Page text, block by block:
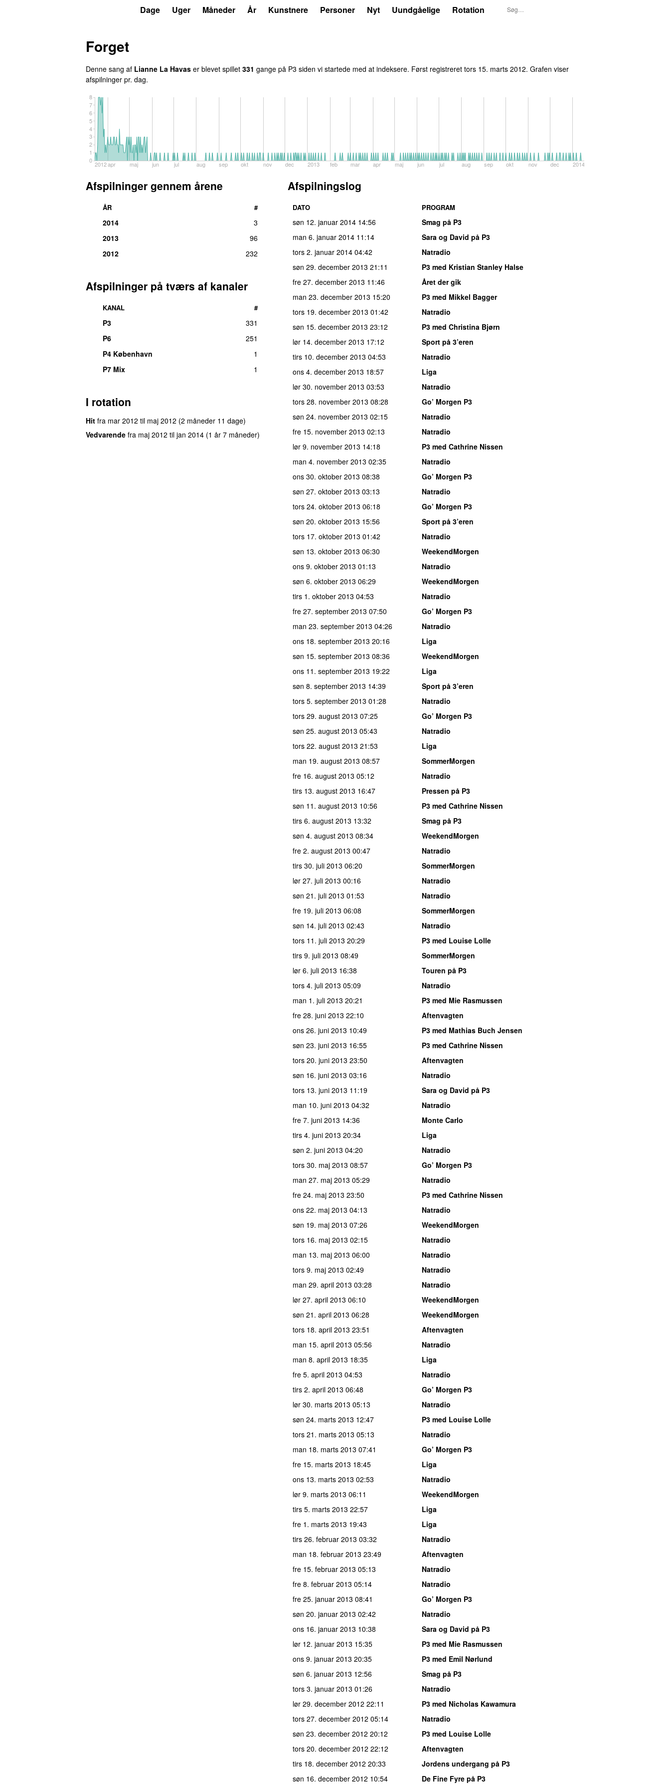
Dage Uger Måneder År Kunstnere Personer Nyt Uundgåelige Rotation
Forget
Denne sang af Lianne La Havas er blevet spillet 331 gange på P3 siden vi startede med at indeksere. Først registreret tors 15. marts 2012. Grafen viser
afspilninger pr. dag.
2012apr maj jun jul aug sep okt nov dec 2013 feb mar apr maj jun jul aug sep okt nov dec 2014
0
1
2
3
4
5
6
7
8
Afspilninger gennem årene
ÅR #
2014
3
2013
96
2012
232
Afspilninger på tværs af kanaler
KANAL #
P3
331
P6
251
P4 København
1
P7 Mix
1
I rotation
Hit fra mar 2012 til maj 2012 (2 måneder 11 dage)
Vedvarende fra maj 2012 til jan 2014 (1 år 7 måneder)
Afspilningslog
DATO PROGRAM
søn 12. januar 2014 14:56
Smag på P3
man 6. januar 2014 11:14
Sara og David på P3
tors 2. januar 2014 04:42
Natradio
søn 29. december 2013 21:11
P3 med Kristian Stanley Halse
fre 27. december 2013 11:46
Året der gik
man 23. december 2013 15:20
P3 med Mikkel Bagger
tors 19. december 2013 01:42
Natradio
søn 15. december 2013 23:12
P3 med Christina Bjørn
lør 14. december 2013 17:12
Sport på 3’eren
tirs 10. december 2013 04:53
Natradio
ons 4. december 2013 18:57
Liga
lør 30. november 2013 03:53
Natradio
tors 28. november 2013 08:28
Go’ Morgen P3
søn 24. november 2013 02:15
Natradio
fre 15. november 2013 02:13
Natradio
lør 9. november 2013 14:18
P3 med Cathrine Nissen
man 4. november 2013 02:35
Natradio
ons 30. oktober 2013 08:38
Go’ Morgen P3
søn 27. oktober 2013 03:13
Natradio
tors 24. oktober 2013 06:18
Go’ Morgen P3
søn 20. oktober 2013 15:56
Sport på 3’eren
tors 17. oktober 2013 01:42
Natradio
søn 13. oktober 2013 06:30
WeekendMorgen
ons 9. oktober 2013 01:13
Natradio
søn 6. oktober 2013 06:29
WeekendMorgen
tirs 1. oktober 2013 04:53
Natradio
fre 27. september 2013 07:50
Go’ Morgen P3
man 23. september 2013 04:26
Natradio
ons 18. september 2013 20:16
Liga
søn 15. september 2013 08:36
WeekendMorgen
ons 11. september 2013 19:22
Liga
søn 8. september 2013 14:39
Sport på 3’eren
tors 5. september 2013 01:28
Natradio
tors 29. august 2013 07:25
Go’ Morgen P3
søn 25. august 2013 05:43
Natradio
tors 22. august 2013 21:53
Liga
man 19. august 2013 08:57
SommerMorgen
fre 16. august 2013 05:12
Natradio
tirs 13. august 2013 16:47
Pressen på P3
søn 11. august 2013 10:56
P3 med Cathrine Nissen
tirs 6. august 2013 13:32
Smag på P3
søn 4. august 2013 08:34
WeekendMorgen
fre 2. august 2013 00:47
Natradio
tirs 30. juli 2013 06:20
SommerMorgen
lør 27. juli 2013 00:16
Natradio
søn 21. juli 2013 01:53
Natradio
fre 19. juli 2013 06:08
SommerMorgen
søn 14. juli 2013 02:43
Natradio
tors 11. juli 2013 20:29
P3 med Louise Lolle
tirs 9. juli 2013 08:49
SommerMorgen
lør 6. juli 2013 16:38
Touren på P3
tors 4. juli 2013 05:09
Natradio
man 1. juli 2013 20:21
P3 med Mie Rasmussen
fre 28. juni 2013 22:10
Aftenvagten
ons 26. juni 2013 10:49
P3 med Mathias Buch Jensen
søn 23. juni 2013 16:55
P3 med Cathrine Nissen
tors 20. juni 2013 23:50
Aftenvagten
søn 16. juni 2013 03:16
Natradio
tors 13. juni 2013 11:19
Sara og David på P3
man 10. juni 2013 04:32
Natradio
fre 7. juni 2013 14:36
Monte Carlo
tirs 4. juni 2013 20:34
Liga
søn 2. juni 2013 04:20
Natradio
tors 30. maj 2013 08:57
Go’ Morgen P3
man 27. maj 2013 05:29
Natradio
fre 24. maj 2013 23:50
P3 med Cathrine Nissen
ons 22. maj 2013 04:13
Natradio
søn 19. maj 2013 07:26
WeekendMorgen
tors 16. maj 2013 02:15
Natradio
man 13. maj 2013 06:00
Natradio
tors 9. maj 2013 02:49
Natradio
man 29. april 2013 03:28
Natradio
lør 27. april 2013 06:10
WeekendMorgen
søn 21. april 2013 06:28
WeekendMorgen
tors 18. april 2013 23:51
Aftenvagten
man 15. april 2013 05:56
Natradio
man 8. april 2013 18:35
Liga
fre 5. april 2013 04:53
Natradio
tirs 2. april 2013 06:48
Go’ Morgen P3
lør 30. marts 2013 05:13
Natradio
søn 24. marts 2013 12:47
P3 med Louise Lolle
tors 21. marts 2013 05:13
Natradio
man 18. marts 2013 07:41
Go’ Morgen P3
fre 15. marts 2013 18:45
Liga
ons 13. marts 2013 02:53
Natradio
lør 9. marts 2013 06:11
WeekendMorgen
tirs 5. marts 2013 22:57
Liga
fre 1. marts 2013 19:43
Liga
tirs 26. februar 2013 03:32
Natradio
man 18. februar 2013 23:49
Aftenvagten
fre 15. februar 2013 05:13
Natradio
fre 8. februar 2013 05:14
Natradio
fre 25. januar 2013 08:41
Go’ Morgen P3
søn 20. januar 2013 02:42
Natradio
ons 16. januar 2013 10:38
Sara og David på P3
lør 12. januar 2013 15:35
P3 med Mie Rasmussen
ons 9. januar 2013 20:35
P3 med Emil Nørlund
søn 6. januar 2013 12:56
Smag på P3
tors 3. januar 2013 01:26
Natradio
lør 29. december 2012 22:11
P3 med Nicholas Kawamura
tors 27. december 2012 05:14
Natradio
søn 23. december 2012 20:12
P3 med Louise Lolle
tors 20. december 2012 22:12
Aftenvagten
tirs 18. december 2012 20:33
Jordens undergang på P3
søn 16. december 2012 10:54 De Fine Fyre på P3